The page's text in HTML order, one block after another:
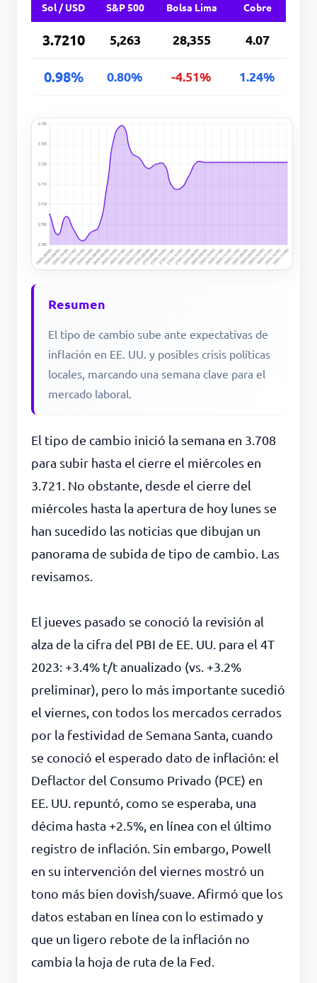
Sol / USD S&P 500 Bolsa Lima Cobre
3.7210 5,263 28,355 4.07
0.98% 0.80% -4.51% 1.24%
Resumen
El tipo de cambio sube ante expectativas de
inflación en EE. UU. y posibles crisis políticas
locales, marcando una semana clave para el
mercado laboral.
El tipo de cambio inició la semana en 3.708
para subir hasta el cierre el miércoles en
3.721. No obstante, desde el cierre del
miércoles hasta la apertura de hoy lunes se
han sucedido las noticias que dibujan un
panorama de subida de tipo de cambio. Las
revisamos.
El jueves pasado se conoció la revisión al
alza de la cifra del PBI de EE. UU. para el 4T
2023: +3.4% t/t anualizado (vs. +3.2%
preliminar), pero lo más importante sucedió
el viernes, con todos los mercados cerrados
por la festividad de Semana Santa, cuando
se conoció el esperado dato de inflación: el
Deflactor del Consumo Privado (PCE) en
EE. UU. repuntó, como se esperaba, una
décima hasta +2.5%, en línea con el último
registro de inflación. Sin embargo, Powell
en su intervención del viernes mostró un
tono más bien dovish/suave. Afirmó que los
datos estaban en línea con lo estimado y
que un ligero rebote de la inflación no
cambia la hoja de ruta de la Fed.